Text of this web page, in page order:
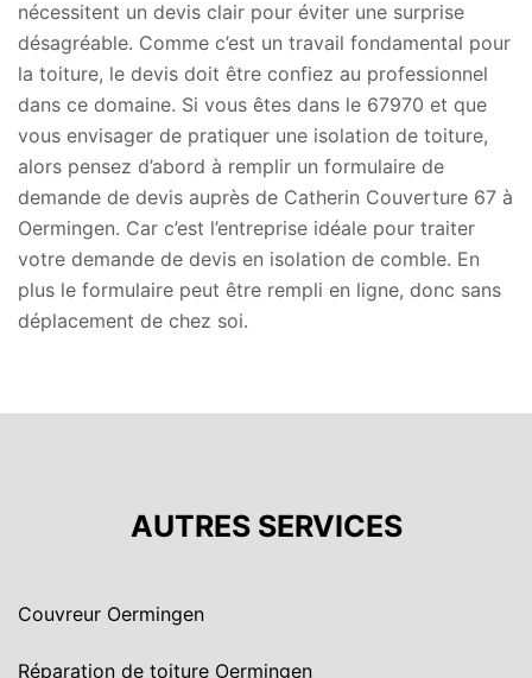
nécessitent un devis clair pour éviter une surprise
désagréable. Comme c’est un travail fondamental pour
la toiture, le devis doit être confiez au professionnel
dans ce domaine. Si vous êtes dans le 67970 et que
vous envisager de pratiquer une isolation de toiture,
alors pensez d’abord à remplir un formulaire de
demande de devis auprès de Catherin Couverture 67 à
Oermingen. Car c’est l’entreprise idéale pour traiter
votre demande de devis en isolation de comble. En
plus le formulaire peut être rempli en ligne, donc sans
déplacement de chez soi.
AUTRES SERVICES
Couvreur Oermingen
Réparation de toiture Oermingen